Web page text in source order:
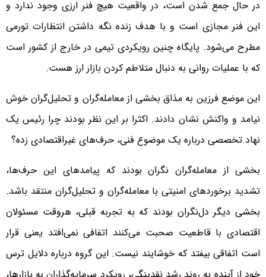
در حال جمع شدن است، در واقعیت هیچ فنر ارزی وجود ندارد و
این فنر مجازی است و با هدف زنده نگه داشتن انتظارات تورمی
مطرح می‌شود. پایگاه چنین رویکردی تیمی در خارج از کشور است
که با عملیات روانی به دنبال متلاطم کردن بازار ارز هست.
این موضع فرزین به مذاق بخشی از معامله‌گران و تحلیل‌گران خوش
نیامد و واکنش نشان دادند. اکثرا بر این نظر بودند چرا رئیس یک
نهاد تخصصی درباره یک موضوع فنی، حرف‌های غیراقتصادی زده؟
بخشی از معامله‌گران نگران بودند که پیامدهای این حرف‌ها،
تشدید برخوردهای امنیتی با معامله‌گران و تحلیل‌گران منتقد باشد.
بخشی دیگر دل‌نگران بودند که به تجربه قبلی، هروقت مسئولان
اقتصادی با قاطعیت صحبت می‌کنند اتفافی نمی‌افتد یعنی قرار
است اتفاقی بیفتد که خوشایند نیست. این گروه درباره دلایل ترس